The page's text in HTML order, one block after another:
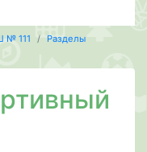
№ 111
Разделы